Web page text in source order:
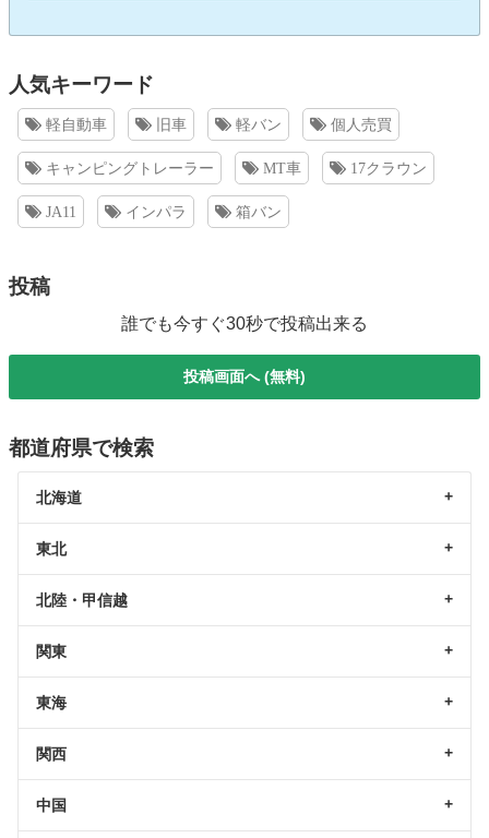
人気キーワード
軽自動車 旧車 軽バン 個人売買
キャンピングトレーラー MT車 17クラウン
JA11 インパラ 箱バン
投稿
誰でも今すぐ30秒で投稿出来る
投稿画面へ (無料)
都道府県で検索
北海道
東北
北陸・甲信越
関東
東海
関西
中国